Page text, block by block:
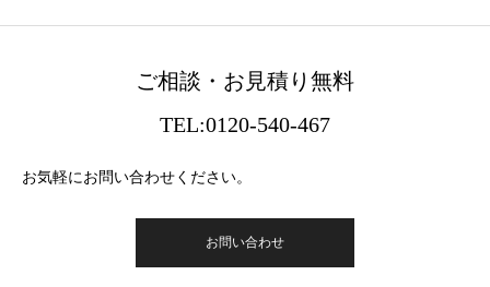
ご相談・お見積り無料
TEL:0120-540-467
お気軽にお問い合わせください。
お問い合わせ